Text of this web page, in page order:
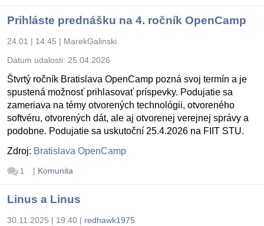
Prihláste prednášku na 4. ročník OpenCamp
24.01 | 14:45 | MarekGalinski
Dátum udalosti: 25.04.2026
Štvrtý ročník Bratislava OpenCamp pozná svoj termín a je
spustená možnosť prihlasovať príspevky. Podujatie sa
zameriava na témy otvorených technológii, otvoreného
softvéru, otvorených dát, ale aj otvorenej verejnej správy a
podobne. Podujatie sa uskutoční 25.4.2026 na FIIT STU.
Zdroj: Bratislava OpenCamp
1 | Komunita
Linus a Linus
30.11.2025 | 19:40 | redhawk1975